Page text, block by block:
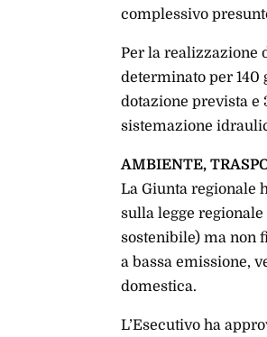
complessivo
Per la realizzazione
determinato per
dotazione prevista
sistemazione
AMBIENTE,
La Giunta regionale
sulla legge
sostenibile) ma non
a bassa emissione,
domestica.
L’Esecutivo ha